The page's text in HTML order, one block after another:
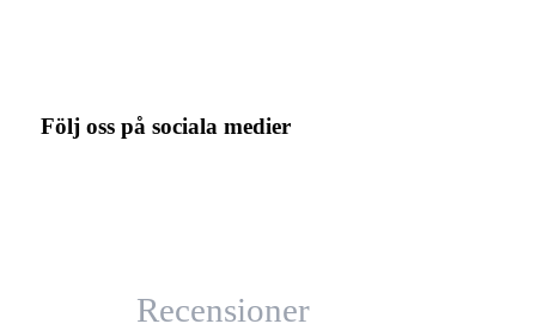
Följ oss på sociala medier
Recensioner